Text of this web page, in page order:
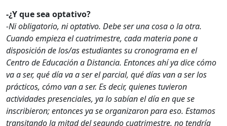
-¿Y que sea optativo?
-Ni obligatorio, ni optativo. Debe ser una cosa o la otra.
Cuando empieza el cuatrimestre, cada materia pone a
disposición de los/as estudiantes su cronograma en el
Centro de Educación a Distancia. Entonces ahí ya dice cómo
va a ser, qué día va a ser el parcial, qué días van a ser los
prácticos, cómo van a ser. Es decir, quienes tuvieron
actividades presenciales, ya lo sabían el día en que se
inscribieron; entonces ya se organizaron para eso. Estamos
transitando la mitad del segundo cuatrimestre, no tendría